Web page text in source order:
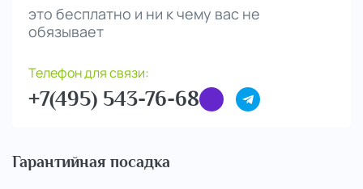
это бесплатно и ни к чему вас не
обязывает
Телефон для связи:
+7(495) 543-76-68
Гарантийная посадка